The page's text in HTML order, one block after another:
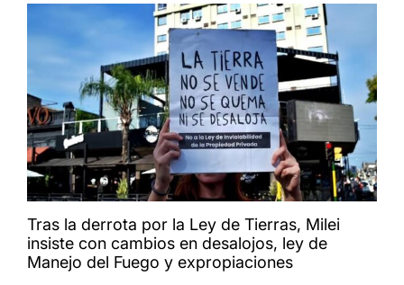
Tras la derrota por la Ley de Tierras, Milei
insiste con cambios en desalojos, ley de
Manejo del Fuego y expropiaciones